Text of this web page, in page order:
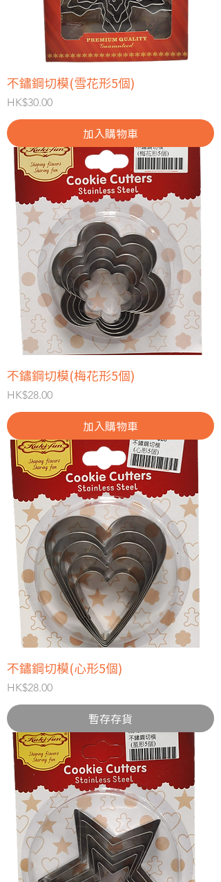
不鏽鋼切模(雪花形5個)
價格
HK$30.00
加入購物車
不鏽鋼切模(梅花形5個)
價格
HK$28.00
加入購物車
不鏽鋼切模(心形5個)
價格
HK$28.00
暫存存貨